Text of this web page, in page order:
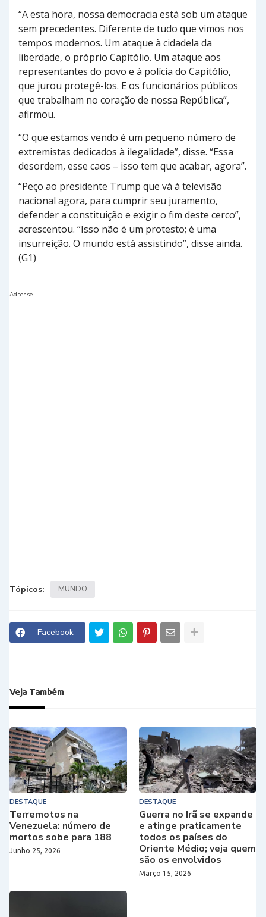
“A esta hora, nossa democracia está sob um ataque
sem precedentes. Diferente de tudo que vimos nos
tempos modernos. Um ataque à cidadela da
liberdade, o próprio Capitólio. Um ataque aos
representantes do povo e à polícia do Capitólio,
que jurou protegê-los. E os funcionários públicos
que trabalham no coração de nossa República”,
afirmou.
“O que estamos vendo é um pequeno número de
extremistas dedicados à ilegalidade”, disse. “Essa
desordem, esse caos – isso tem que acabar, agora”.
“Peço ao presidente Trump que vá à televisão
nacional agora, para cumprir seu juramento,
defender a constituição e exigir o fim deste cerco”,
acrescentou. “Isso não é um protesto; é uma
insurreição. O mundo está assistindo”, disse ainda.
(G1)
Adsense
Tópicos: MUNDO
Facebook
Veja Também
DESTAQUE
Terremotos na
Venezuela: número de
mortos sobe para 188
Junho 25, 2026
DESTAQUE
Guerra no Irã se expande
e atinge praticamente
todos os países do
Oriente Médio; veja quem
são os envolvidos
Março 15, 2026